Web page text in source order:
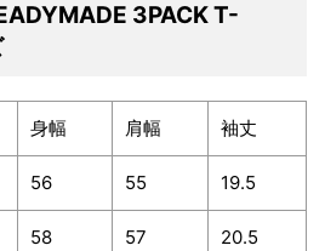
3PACK T-
身幅 肩幅 袖丈
56 55 19.5
58 57 20.5